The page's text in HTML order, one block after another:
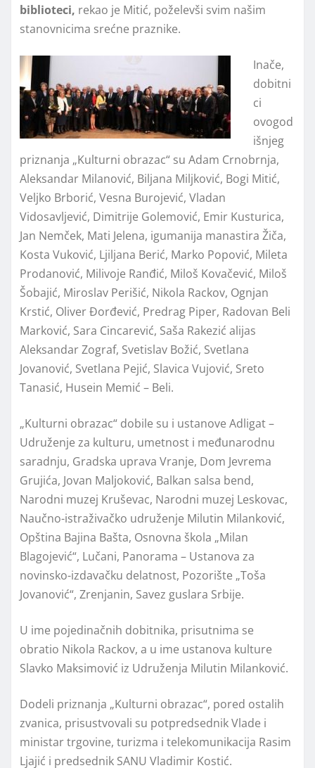
biblioteci, rekao je Mitić, poželevši svim našim
stanovnicima srećne praznike.
Inače,
dobitni
ci
ovogod
išnjeg
priznanja „Kulturni obrazac“ su Adam Crnobrnja,
Aleksandar Milanović, Biljana Miljković, Bogi Mitić,
Veljko Brborić, Vesna Burojević, Vladan
Vidosavljević, Dimitrije Golemović, Emir Kusturica,
Jan Nemček, Mati Jelena, igumanija manastira Žiča,
Kosta Vuković, Ljiljana Berić, Marko Popović, Mileta
Prodanović, Milivoje Ranđić, Miloš Kovačević, Miloš
Šobajić, Miroslav Perišić, Nikola Rackov, Ognjan
Krstić, Oliver Đorđević, Predrag Piper, Radovan Beli
Marković, Sara Cincarević, Saša Rakezić alijas
Aleksandar Zograf, Svetislav Božić, Svetlana
Jovanović, Svetlana Pejić, Slavica Vujović, Sreto
Tanasić, Husein Memić – Beli.
„Kulturni obrazac“ dobile su i ustanove Adligat –
Udruženje za kulturu, umetnost i međunarodnu
saradnju, Gradska uprava Vranje, Dom Jevrema
Grujića, Jovan Maljoković, Balkan salsa bend,
Narodni muzej Kruševac, Narodni muzej Leskovac,
Naučno-istraživačko udruženje Milutin Milanković,
Opština Bajina Bašta, Osnovna škola „Milan
Blagojević“, Lučani, Panorama – Ustanova za
novinsko-izdavačku delatnost, Pozorište „Toša
Jovanović“, Zrenjanin, Savez guslara Srbije.
U ime pojedinačnih dobitnika, prisutnima se
obratio Nikola Rackov, a u ime ustanova kulture
Slavko Maksimović iz Udruženja Milutin Milanković.
Dodeli priznanja „Kulturni obrazac“, pored ostalih
zvanica, prisustvovali su potpredsednik Vlade i
ministar trgovine, turizma i telekomunikacija Rasim
Ljajić i predsednik SANU Vladimir Kostić.